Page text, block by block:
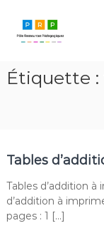
contenu
Pôle
Ressources
les
compétences
Étiquette :
Tables
Tables d’addition à
d’addition à
pages : 1 […]